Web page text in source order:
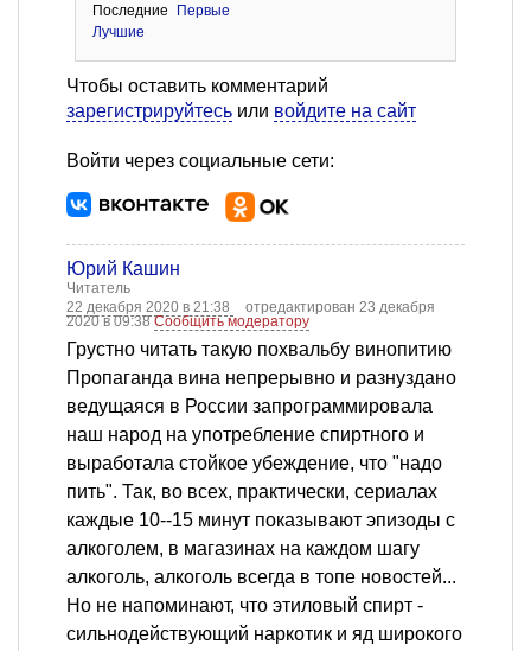
Последние
Первые
Лучшие
Чтобы оставить комментарий
зарегистрируйтесь или войдите на сайт
Войти через социальные сети:
Юрий Кашин
Читатель
22 декабря 2020 в 21:38
отредактирован 23 декабря
2020 в 09:38Сообщить модератору
Грустно читать такую похвальбу винопитию
Пропаганда вина непрерывно и разнуздано
ведущаяся в России запрограммировала
наш народ на употребление спиртного и
выработала стойкое убеждение, что "надо
пить". Так, во всех, практически, сериалах
каждые 10--15 минут показывают эпизоды с
алкоголем, в магазинах на каждом шагу
алкоголь, алкоголь всегда в топе новостей...
Но не напоминают, что этиловый спирт -
сильнодействующий наркотик и яд широкого